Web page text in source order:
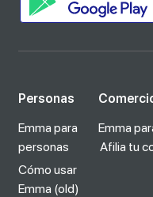
Personas
Emma para
personas
Cómo usar
Emma (old)
Emma
Afilia tu